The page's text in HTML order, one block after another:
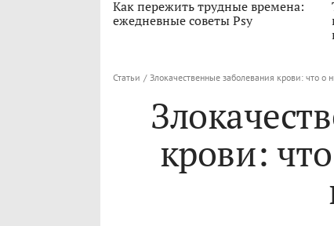
Как пережить трудные времена:
ежедневные советы Psy
Статьи / Злокачественные заболевания крови: что о
крови: